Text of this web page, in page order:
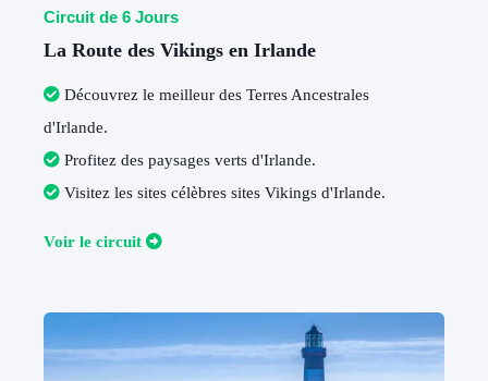
Circuit de 6 Jours
La Route des Vikings en Irlande
Découvrez le meilleur des Terres Ancestrales
d'Irlande.
Profitez des paysages verts d'Irlande.
Visitez les sites célèbres sites Vikings d'Irlande.
Voir le circuit